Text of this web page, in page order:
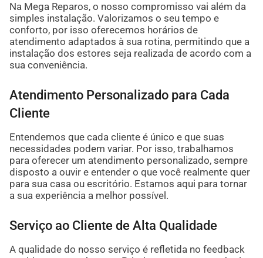
Na Mega Reparos, o nosso compromisso vai além da
simples instalação. Valorizamos o seu tempo e
conforto, por isso oferecemos horários de
atendimento adaptados à sua rotina, permitindo que a
instalação dos estores seja realizada de acordo com a
sua conveniência.
Atendimento Personalizado para Cada
Cliente
Entendemos que cada cliente é único e que suas
necessidades podem variar. Por isso, trabalhamos
para oferecer um atendimento personalizado, sempre
disposto a ouvir e entender o que você realmente quer
para sua casa ou escritório. Estamos aqui para tornar
a sua experiência a melhor possível.
Serviço ao Cliente de Alta Qualidade
A qualidade do nosso serviço é refletida no feedback